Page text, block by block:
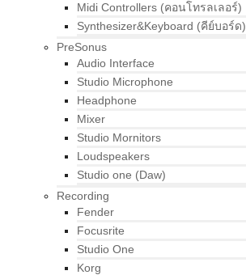
Midi Controllers (คอนโทรลเลอร์)
Synthesizer&Keyboard (คีย์บอร์ด)
PreSonus
Audio Interface
Studio Microphone
Headphone
Mixer
Studio Mornitors
Loudspeakers
Studio one (Daw)
Recording
Fender
Focusrite
Studio One
Korg